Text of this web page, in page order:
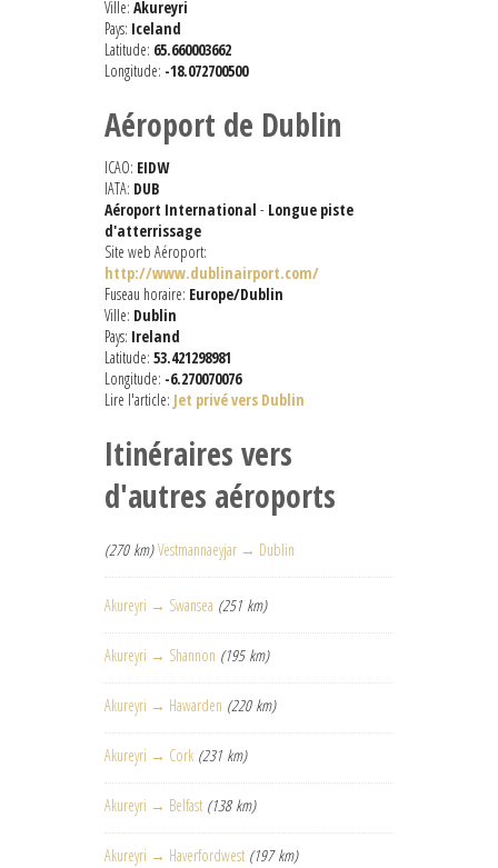
Ville: Akureyri
Pays: Iceland
Latitude: 65.660003662
Longitude: -18.072700500
Aéroport de Dublin
ICAO: EIDW
IATA: DUB
Aéroport International - Longue piste
d'atterrissage
Site web Aéroport:
http://www.dublinairport.com/
Fuseau horaire: Europe/Dublin
Ville: Dublin
Pays: Ireland
Latitude: 53.421298981
Longitude: -6.270070076
Lire l'article: Jet privé vers Dublin
Itinéraires vers
d'autres aéroports
(270 km) Vestmannaeyjar → Dublin
Akureyri → Swansea (251 km)
Akureyri → Shannon (195 km)
Akureyri → Hawarden (220 km)
Akureyri → Cork (231 km)
Akureyri → Belfast (138 km)
Akureyri → Haverfordwest (197 km)